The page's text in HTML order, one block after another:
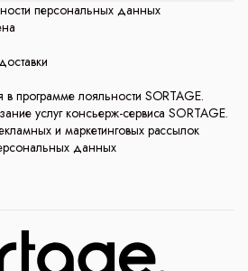
персональных данных
в программе лояльности SORTAGE.
услуг консьерж-сервиса SORTAGE.
и маркетинговых рассылок
данных